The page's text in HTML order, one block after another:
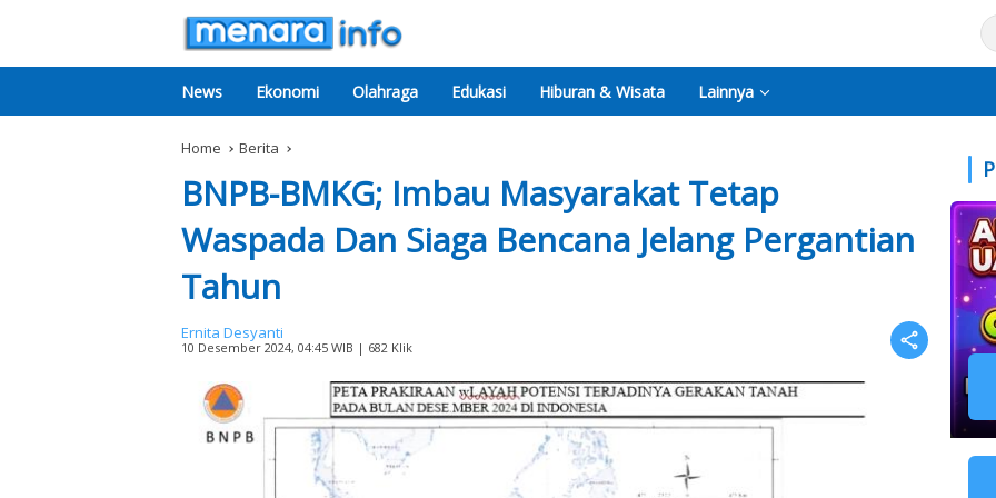
News Ekonomi Olahraga Edukasi Hiburan & Wisata Lainnya
Home Berita
BNPB-BMKG; Imbau Masyarakat Tetap
Waspada Dan Siaga Bencana Jelang Pergantian
Tahun
Ernita Desyanti
10 Desember 2024, 04:45 WIB | 682 Klik